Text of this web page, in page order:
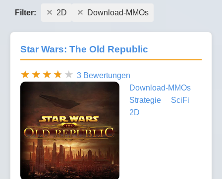
Filter: 2D Download-MMOs
Star Wars: The Old Republic
3 Bewertungen
Download-MMOs
Strategie
SciFi
2D